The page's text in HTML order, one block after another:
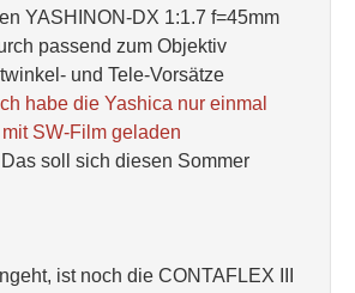
YASHINON-DX 1:1.7 f=45mm
passend zum Objektiv
und Tele-Vorsätze
Ich habe die Yashica nur einmal
SW-Film geladen
Das soll sich diesen Sommer
ist noch die CONTAFLEX III